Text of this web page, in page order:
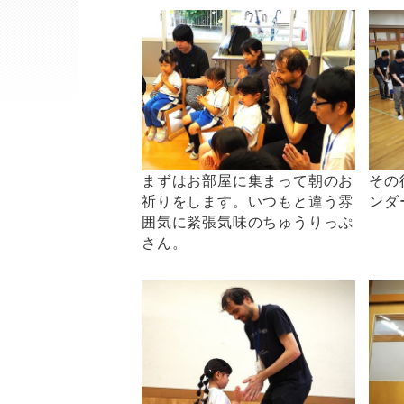
まずはお部屋に集まって朝のお
祈りをします。いつもと違う雰
囲気に緊張気味のちゅうりっぷ
さん。
その
ンダ